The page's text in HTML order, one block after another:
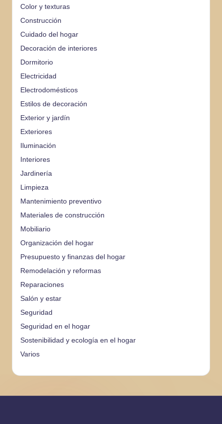
Color y texturas
Construcción
Cuidado del hogar
Decoración de interiores
Dormitorio
Electricidad
Electrodomésticos
Estilos de decoración
Exterior y jardín
Exteriores
Iluminación
Interiores
Jardinería
Limpieza
Mantenimiento preventivo
Materiales de construcción
Mobiliario
Organización del hogar
Presupuesto y finanzas del hogar
Remodelación y reformas
Reparaciones
Salón y estar
Seguridad
Seguridad en el hogar
Sostenibilidad y ecología en el hogar
Varios